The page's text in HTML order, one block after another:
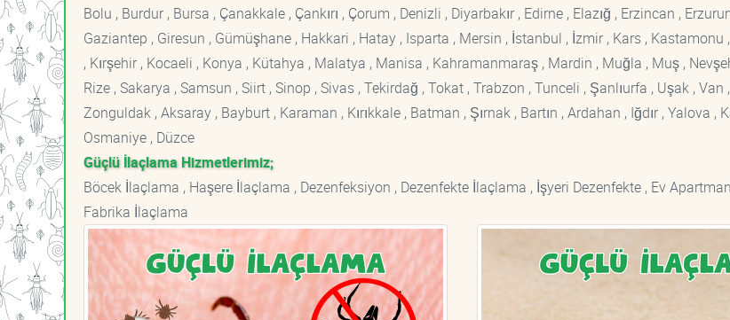
Bolu , Burdur , Bursa , Çanakkale , Çankırı , Çorum , Denizli , Diyarbakır , Edirne , Elazığ , Erzincan ,
Gaziantep , Giresun , Gümüşhane , Hakkari , Hatay , Isparta , Mersin , İstanbul , İzmir , Kars , Kastamonu
, Kırşehir , Kocaeli , Konya , Kütahya , Malatya , Manisa , Kahramanmaraş , Mardin , Muğla , Muş ,
Rize , Sakarya , Samsun , Siirt , Sinop , Sivas , Tekirdağ , Tokat , Trabzon , Tunceli , Şanlıurfa , Uşak , Van
Zonguldak , Aksaray , Bayburt , Karaman , Kırıkkale , Batman , Şırnak , Bartın , Ardahan , Iğdır , Yalova ,
Osmaniye , Düzce
Güçlü İlaçlama Hizmetlerimiz;
Böcek İlaçlama , Haşere İlaçlama , Dezenfeksiyon , Dezenfekte İlaçlama , İşyeri Dezenfekte , Ev
Fabrika İlaçlama